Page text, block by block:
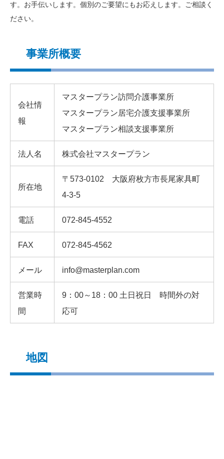
す。お手伝いします。個別のご要望にもお応えします。ご相談く
ださい。
事業所概要
会社情
報
マスタープラン訪問介護事業所
マスタープラン居宅介護支援事業所
マスタープラン相談支援事業所
法人名 株式会社マスタープラン
所在地
〒573-0102 大阪府枚方市長尾家具町
4-3-5
電話 072-845-4552
FAX 072-845-4562
メール info@masterplan.com
営業時
間
9：00～18：00 土日祝日 時間外の対
応可
地図